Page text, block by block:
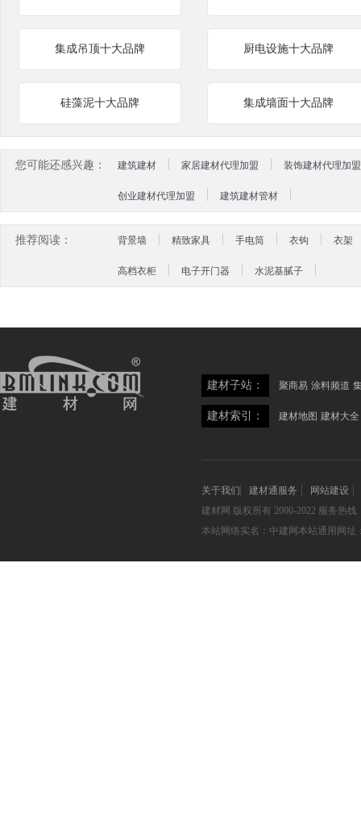
集成吊顶十大品牌 厨电设施十大品牌
硅藻泥十大品牌 集成墙面十大品牌
您可能还感兴趣： 建筑建材 家居建材代理加盟 装饰建材代理加盟
创业建材代理加盟 建筑建材管材
推荐阅读： 背景墙 精致家具 手电筒 衣钩 衣架
高档衣柜 电子开门器 水泥基腻子
建材子站： 聚商易 涂料频道
建材索引： 建材地图 建材大全
关于我们 建材通服务
网站建设
建材网 版权所有 2000-2022 服务热线
本站网络实名：中建网本站通用网址